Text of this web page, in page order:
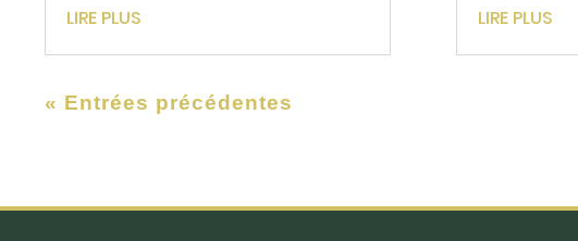
graines du fruit du figuier de
barbarie, elle séduit par ses vertus
anti-âge, réparatrices et
nourrissantes. De nombreuses
LIRE PLUS
Parmi eux,
de barbarie
imposée
LIRE PLUS
« Entrées précédentes